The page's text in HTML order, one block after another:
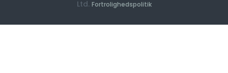
Ltd. Fortrolighedspolitik